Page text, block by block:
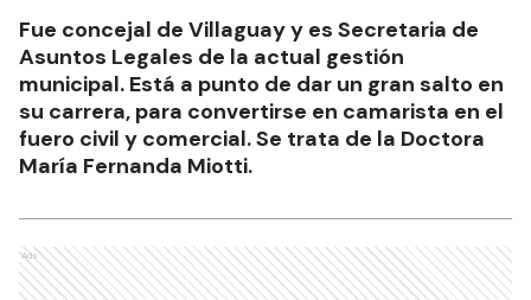
Fue concejal de Villaguay y es Secretaria de
Asuntos Legales de la actual gestión
municipal. Está a punto de dar un gran salto en
su carrera, para convertirse en camarista en el
fuero civil y comercial. Se trata de la Doctora
María Fernanda Miotti.
Ads